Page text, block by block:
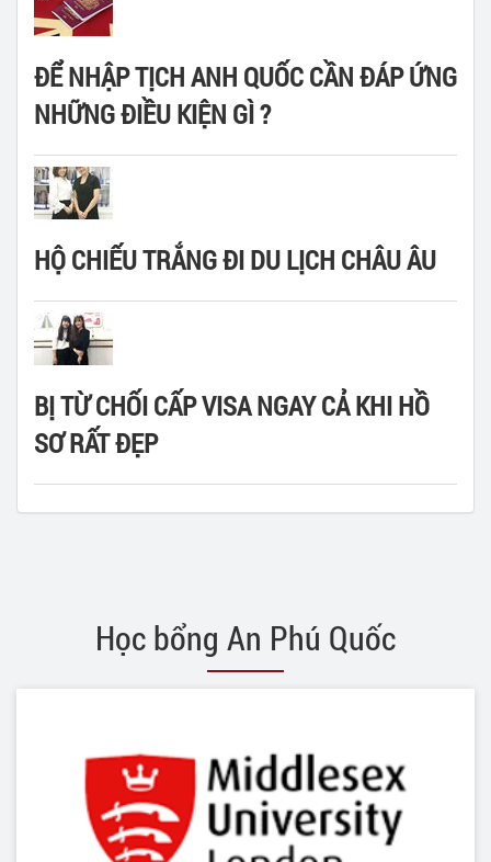
ĐỂ NHẬP TỊCH ANH QUỐC CẦN ĐÁP ỨNG
NHỮNG ĐIỀU KIỆN GÌ ?
HỘ CHIẾU TRẮNG ĐI DU LỊCH CHÂU ÂU
BỊ TỪ CHỐI CẤP VISA NGAY CẢ KHI HỒ
SƠ RẤT ĐẸP
Học bổng An Phú Quốc